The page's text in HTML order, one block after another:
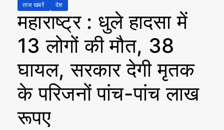
ताज खबरें देश
महाराष्ट्र : धुले हादसा में
13 लोगों की मौत, 38
घायल, सरकार देगी मृतक
के परिजनों पांच-पांच लाख
रूपए